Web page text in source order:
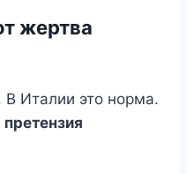
жертва
В Италии это норма.